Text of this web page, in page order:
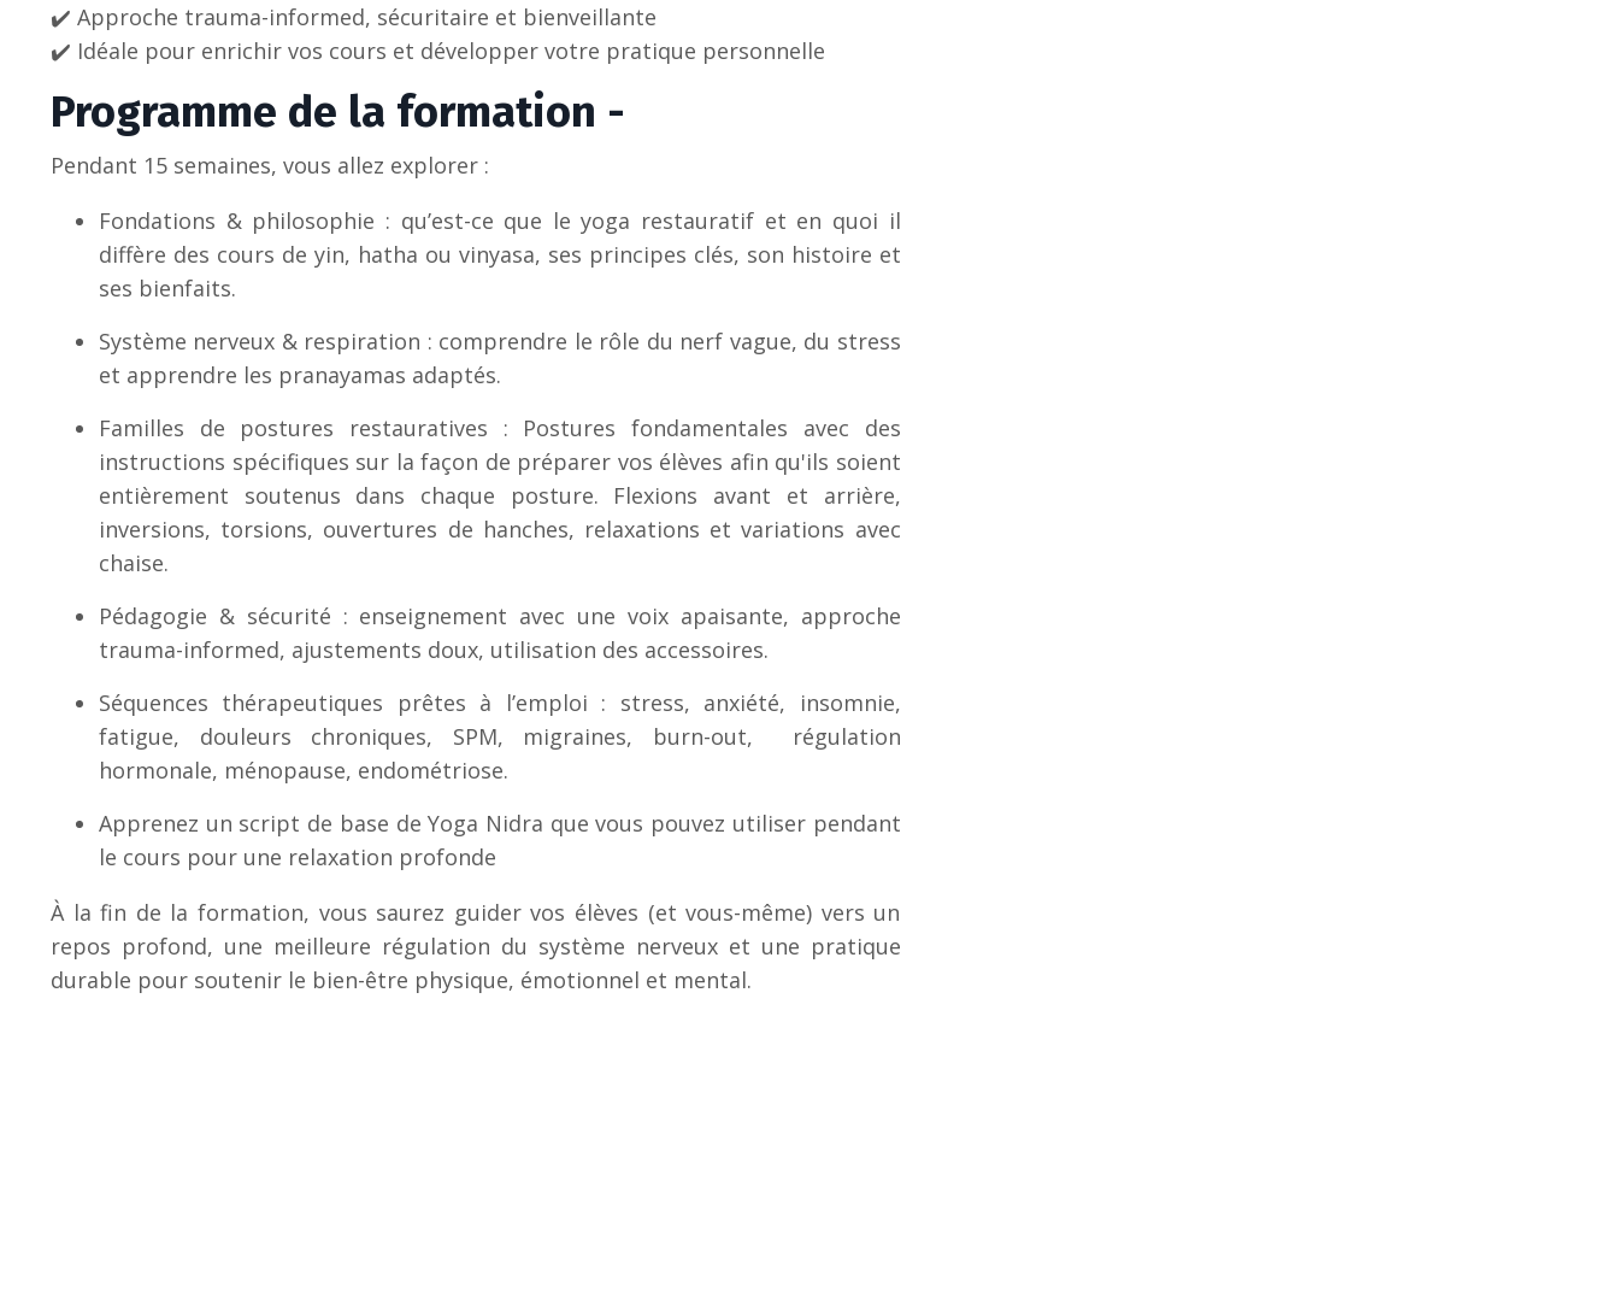
✔️ Approche trauma-informed, sécuritaire et bienveillante
✔️ Idéale pour enrichir vos cours et développer votre pratique personnelle
Programme de la formation -
Pendant 15 semaines, vous allez explorer :
Fondations & philosophie : qu’est-ce que le yoga restauratif et en quoi il
diffère des cours de yin, hatha ou vinyasa, ses principes clés, son histoire et
ses bienfaits.
Système nerveux & respiration : comprendre le rôle du nerf vague, du stress
et apprendre les pranayamas adaptés.
Familles de postures restauratives : Postures fondamentales avec des
instructions spécifiques sur la façon de préparer vos élèves afin qu'ils soient
entièrement soutenus dans chaque posture. Flexions avant et arrière,
inversions, torsions, ouvertures de hanches, relaxations et variations avec
chaise.
Pédagogie & sécurité : enseignement avec une voix apaisante, approche
trauma-informed, ajustements doux, utilisation des accessoires.
Séquences thérapeutiques prêtes à l’emploi : stress, anxiété, insomnie,
fatigue, douleurs chroniques, SPM, migraines, burn-out, régulation
hormonale, ménopause, endométriose.
Apprenez un script de base de Yoga Nidra que vous pouvez utiliser pendant
le cours pour une relaxation profonde
À la fin de la formation, vous saurez guider vos élèves (et vous-même) vers un
repos profond, une meilleure régulation du système nerveux et une pratique
durable pour soutenir le bien-être physique, émotionnel et mental.